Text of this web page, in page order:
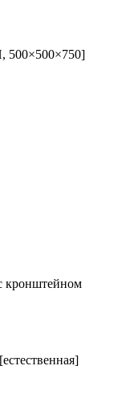
500×500×750]
кронштейном